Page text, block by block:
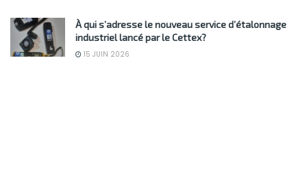
À qui s’adresse le nouveau service d’étalonnage
industriel lancé par le Cettex?
15 JUIN 2026